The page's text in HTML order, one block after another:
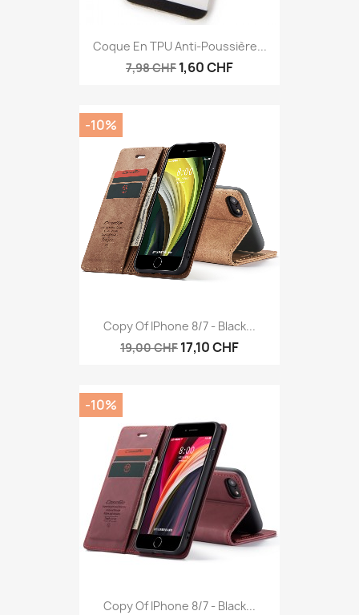
Coque En TPU Anti-Poussière...
7,98 CHF 1,60 CHF
Copy Of IPhone 8/7 - Black...
19,00 CHF 17,10 CHF
-10%
Copy Of IPhone 8/7 - Black...
-10%